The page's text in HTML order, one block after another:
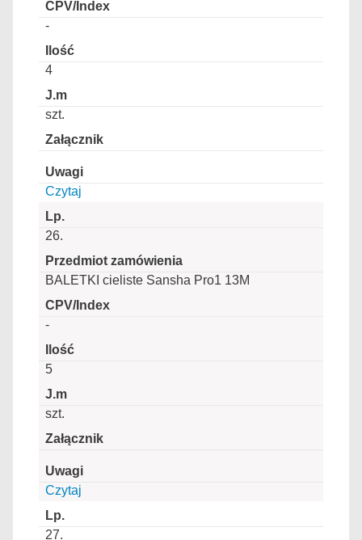
-
4
szt.
Czytaj
26.
BALETKI cieliste Sansha Pro1 13M
-
5
szt.
Czytaj
27.